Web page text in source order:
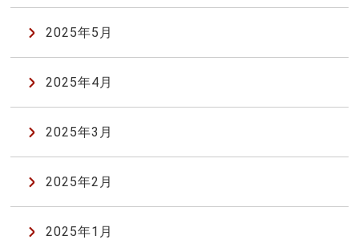
2025年5月
2025年4月
2025年3月
2025年2月
2025年1月